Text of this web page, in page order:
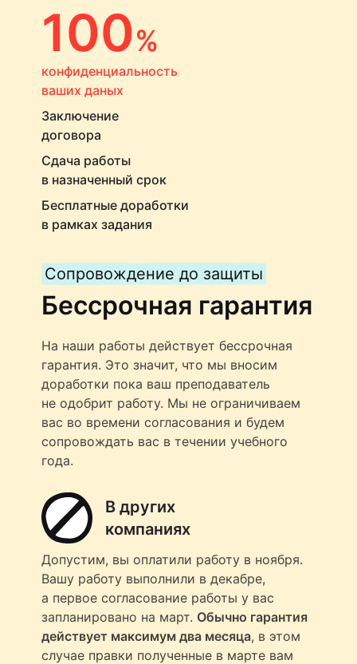
100%
конфиденциальность
ваших даных
Заключение
договора
Сдача работы
в назначенный срок
Бесплатные доработки
в рамках задания
Сопровождение до защиты
Бессрочная гарантия
На наши работы действует бессрочная
гарантия. Это значит, что мы вносим
доработки пока ваш преподаватель
не одобрит работу. Мы не ограничиваем
вас во времени согласования и будем
сопровождать вас в течении учебного
года.
В других
компаниях
Допустим, вы оплатили работу в ноября.
Вашу работу выполнили в декабре,
а первое согласование работы у вас
запланировано на март. Обычно гарантия
действует максимум два месяца, в этом
случае правки полученные в марте вам